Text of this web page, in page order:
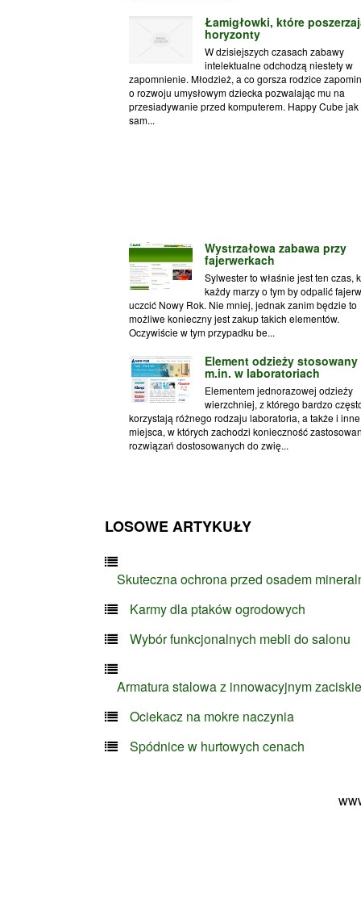
Łamigłowki, które
horyzonty
W dzisiejszych czasach zabawy
intelektualne odchodzą niestety w
zapomnienie. Młodzież, a co gorsza rodzice
o rozwoju umysłowym dziecka pozwalając mu na
przesiadywanie przed komputerem. Happy Cube jak
sam...
Wystrzałowa zabawa przy
fajerwerkach
Sylwester to właśnie jest ten czas,
każdy marzy o tym by odpalić
uczcić Nowy Rok. Nie mniej, jednak zanim będzie to
możliwe konieczny jest zakup takich elementów.
Oczywiście w tym przypadku be...
Element odzieży stosowany
m.in. w laboratoriach
Elementem jednorazowej odzieży
wierzchniej, z którego bardzo
korzystają różnego rodzaju laboratoria, a także i inne
miejsca, w których zachodzi konieczność
rozwiązań dostosowanych do zwię...
LOSOWE ARTYKUŁY
Skuteczna ochrona przed osadem
Karmy dla ptaków ogrodowych
Wybór funkcjonalnych mebli do salonu
Armatura stalowa z innowacyjnym
Ociekacz na mokre naczynia
Spódnice w hurtowych cenach